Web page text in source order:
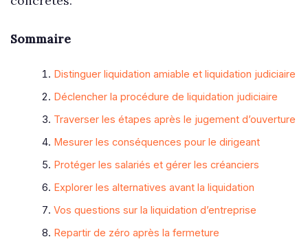
Sommaire
Distinguer liquidation amiable et liquidation judiciaire
Déclencher la procédure de liquidation judiciaire
Traverser les étapes après le jugement d’ouverture
Mesurer les conséquences pour le dirigeant
Protéger les salariés et gérer les créanciers
Explorer les alternatives avant la liquidation
Vos questions sur la liquidation d’entreprise
Repartir de zéro après la fermeture